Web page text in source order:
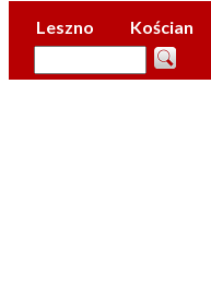
Leszno Kościan